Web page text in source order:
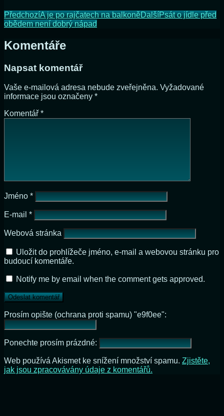
PředchozíA je po rajčatech na balkoněDalšíPsát o jídle před
obědem není dobrý nápad
Komentáře
Napsat komentář
Vaše e-mailová adresa nebude zveřejněna. Vyžadované
informace jsou označeny *
Komentář *
Jméno *
E-mail *
Webová stránka
Uložit do prohlížeče jméno, e-mail a webovou stránku pro
budoucí komentáře.
Notify me by email when the comment gets approved.
Prosím opište (ochrana proti spamu) "e9f0ee":
Ponechte prosím prázdné:
Web používá Akismet ke snížení množství spamu. Zjistěte,
jak jsou zpracovávány údaje z komentářů.